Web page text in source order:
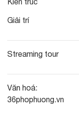
Giải trí
Streaming tour
Văn hoá:
36phophuong.vn